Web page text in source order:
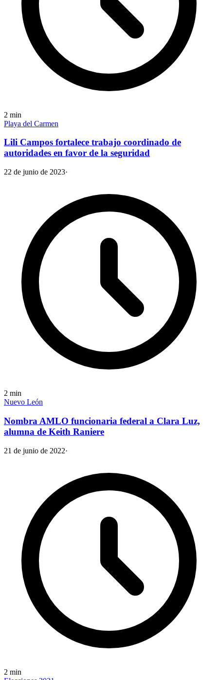
2 min
Playa del Carmen
Lili Campos fortalece trabajo coordinado de
autoridades en favor de la seguridad
22 de junio de 2023·
2 min
Nuevo León
Nombra AMLO funcionaria federal a Clara Luz,
alumna de Keith Raniere
21 de junio de 2022·
2 min